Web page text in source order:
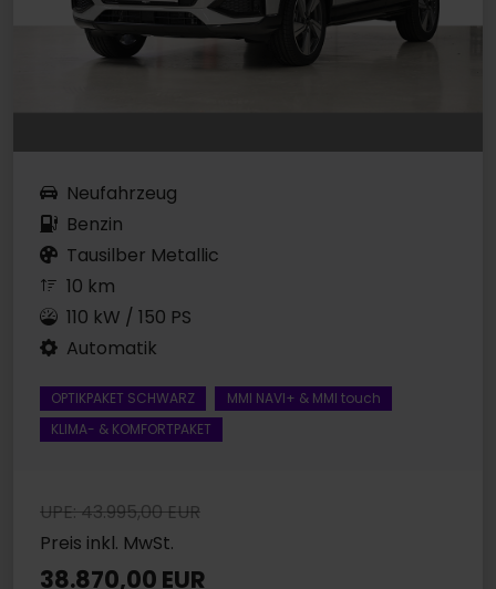
Neufahrzeug
Benzin
Tausilber Metallic
10 km
110 kW / 150 PS
Automatik
OPTIKPAKET SCHWARZ
MMI NAVI+ & MMI touch
KLIMA- & KOMFORTPAKET
UPE: 43.995,00 EUR
Preis inkl. MwSt.
38.870,00 EUR